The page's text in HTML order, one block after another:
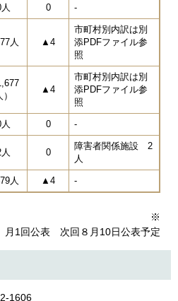
0 -
人 ▲4
市町村別内訳は別
添PDFファイル参
照
▲4
市町村別内訳は別
添PDFファイル参
照
0 -
0
障害者関係施設 2
人
人 ▲4 -
月1回公表 次回８月10日公表予定
1606